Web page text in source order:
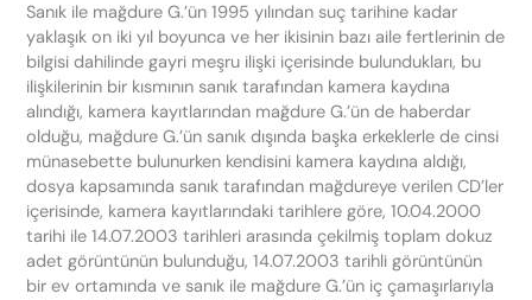
Sanık ile mağdure G.’ün 1995 yılından suç tarihine kadar
yaklaşık on iki yıl boyunca ve her ikisinin bazı aile fertlerinin de
bilgisi dahilinde gayri meşru ilişki içerisinde bulundukları, bu
ilişkilerinin bir kısmının sanık tarafından kamera kaydına
alındığı, kamera kayıtlarından mağdure G.’ün de haberdar
olduğu, mağdure G.’ün sanık dışında başka erkeklerle de cinsi
münasebette bulunurken kendisini kamera kaydına aldığı,
dosya kapsamında sanık tarafından mağdureye verilen CD’ler
içerisinde, kamera kayıtlarındaki tarihlere göre, 10.04.2000
tarihi ile 14.07.2003 tarihleri arasında çekilmiş toplam dokuz
adet görüntünün bulunduğu, 14.07.2003 tarihli görüntünün
bir ev ortamında ve sanık ile mağdure G.’ün iç çamaşırlarıyla